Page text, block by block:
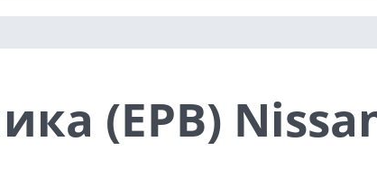
(EPB)